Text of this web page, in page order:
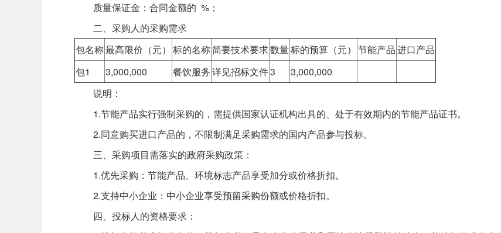
质量保证金：合同金额的 %；
二、采购人的采购需求
包名称最高限价（元） 标的名称简要技术要求数量标的预算（元） 节能产品进口产品
包1
3,000,000 餐饮服务详见招标文件3
3,000,000
说明：
1.节能产品实行强制采购的，需提供国家认证机构出具的、处于有效期内的节能产品证书。
2.同意购买进口产品的，不限制满足采购需求的国内产品参与投标。
三、采购项目需落实的政府采购政策：
1.优先采购：节能产品、环境标志产品享受加分或价格折扣。
2.支持中小企业：中小企业享受预留采购份额或价格折扣。
四、投标人的资格要求：